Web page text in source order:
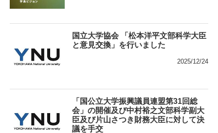
国立大学協会 「松本洋平文部科学大臣
と意見交換」を行いました
2025/12/24
「国公立大学振興議員連盟第31回総
会」の開催及び中村裕之文部科学副大
臣及び片山さつき財務大臣に対して決
議を手交